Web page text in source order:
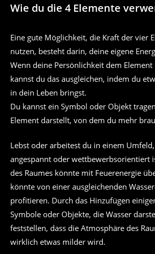
Wie du die 4 Elemente
Eine gute Möglichkeit, die Kraft der vier
nutzen, besteht darin, deine eigene
Wenn deine Persönlichkeit dem Element
kannst du das ausgleichen, indem du
in dein Leben bringst.
Du kannst ein Symbol oder Objekt
Element darstellt, von dem du mehr
Lebst oder arbeitest du in einem
angespannt oder wettbewerbsorientiert
des Raumes könnte mit Feuerenergie
könnte von einer ausgleichenden
profitieren. Durch das Hinzufügen
Symbole oder Objekte, die Wasser
feststellen, dass die Atmosphäre des
wirklich etwas milder wird.